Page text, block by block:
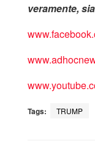
veramente,
Tags: TRUMP